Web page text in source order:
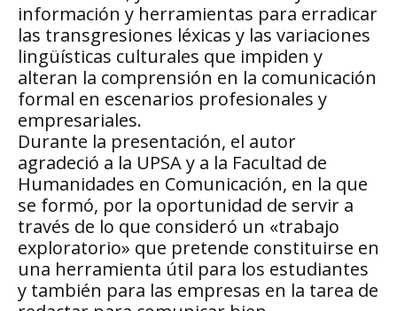
información y herramientas para erradicar
las transgresiones léxicas y las variaciones
lingüísticas culturales que impiden y
alteran la comprensión en la comunicación
formal en escenarios profesionales y
empresariales.
Durante la presentación, el autor
agradeció a la UPSA y a la Facultad de
Humanidades en Comunicación, en la que
se formó, por la oportunidad de servir a
través de lo que consideró un «trabajo
exploratorio» que pretende constituirse en
una herramienta útil para los estudiantes
y también para las empresas en la tarea de